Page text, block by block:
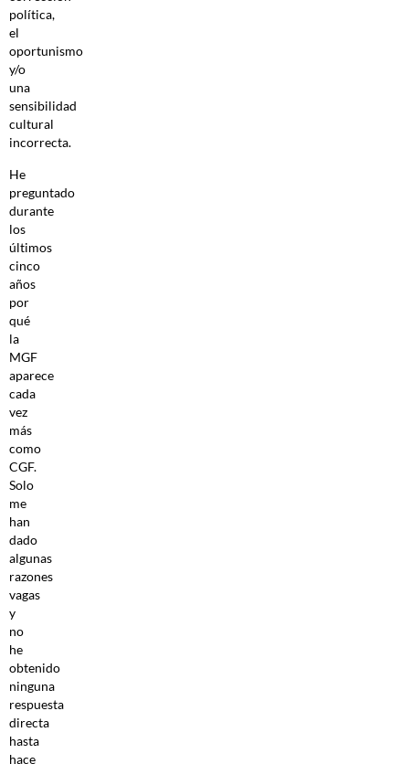
política,
el
oportunismo
y/o
una
sensibilidad
cultural
incorrecta.
He
preguntado
durante
los
últimos
cinco
años
por
qué
la
MGF
aparece
cada
vez
más
como
CGF.
Solo
me
han
dado
algunas
razones
vagas
y
no
he
obtenido
ninguna
respuesta
directa
hasta
hace